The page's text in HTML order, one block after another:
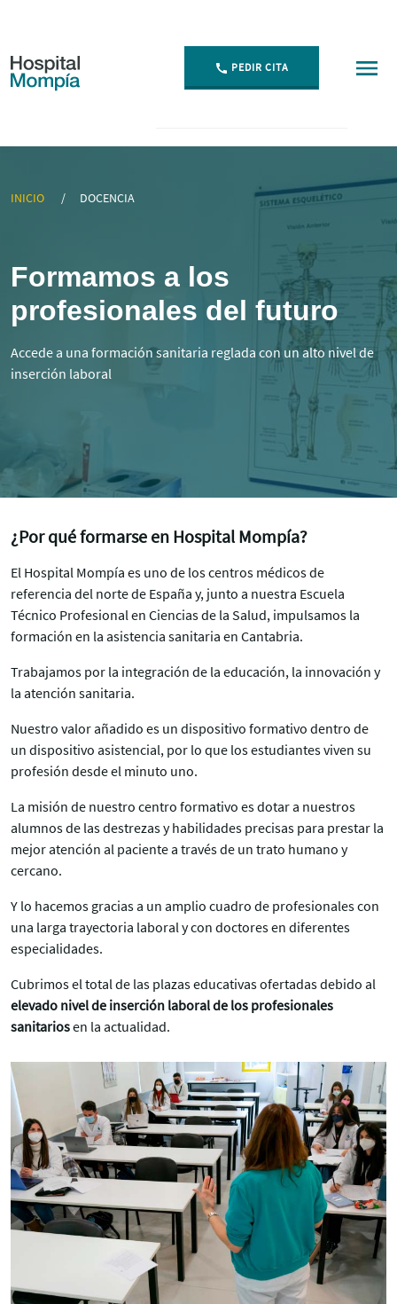
PEDIR CITA
INICIO DOCENCIA
Formamos a los
profesionales del futuro
Accede a una formación sanitaria reglada con un alto nivel de
inserción laboral
¿Por qué formarse en Hospital Mompía?
El Hospital Mompía es uno de los centros médicos de
referencia del norte de España y, junto a nuestra Escuela
Técnico Profesional en Ciencias de la Salud, impulsamos la
formación en la asistencia sanitaria en Cantabria.
Trabajamos por la integración de la educación, la innovación y
la atención sanitaria.
Nuestro valor añadido es un dispositivo formativo dentro de
un dispositivo asistencial, por lo que los estudiantes viven su
profesión desde el minuto uno.
La misión de nuestro centro formativo es dotar a nuestros
alumnos de las destrezas y habilidades precisas para prestar la
mejor atención al paciente a través de un trato humano y
cercano.
Y lo hacemos gracias a un amplio cuadro de profesionales con
una larga trayectoria laboral y con doctores en diferentes
especialidades.
Cubrimos el total de las plazas educativas ofertadas debido al
elevado nivel de inserción laboral de los profesionales
sanitariosen la actualidad.